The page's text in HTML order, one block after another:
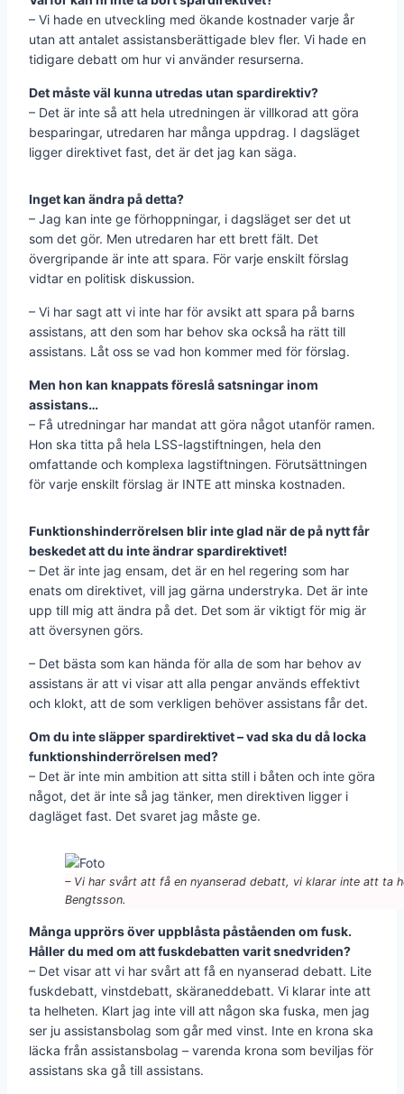
– Vi hade en utveckling med ökande kostnader varje år
utan att antalet assistansberättigade blev fler. Vi hade en
tidigare debatt om hur vi använder resurserna.
Det måste väl kunna utredas utan spardirektiv?
– Det är inte så att hela utredningen är villkorad att göra
besparingar, utredaren har många uppdrag. I dagsläget
ligger direktivet fast, det är det jag kan säga.
Inget kan ändra på detta?
– Jag kan inte ge förhoppningar, i dagsläget ser det ut
som det gör. Men utredaren har ett brett fält. Det
övergripande är inte att spara. För varje enskilt förslag
vidtar en politisk diskussion.
– Vi har sagt att vi inte har för avsikt att spara på barns
assistans, att den som har behov ska också ha rätt till
assistans. Låt oss se vad hon kommer med för förslag.
Men hon kan knappats föreslå satsningar inom
assistans…
– Få utredningar har mandat att göra något utanför ramen.
Hon ska titta på hela LSS-lagstiftningen, hela den
omfattande och komplexa lagstiftningen. Förutsättningen
för varje enskilt förslag är INTE att minska kostnaden.
Funktionshinderrörelsen blir inte glad när de på nytt får
beskedet att du inte ändrar spardirektivet!
– Det är inte jag ensam, det är en hel regering som har
enats om direktivet, vill jag gärna understryka. Det är inte
upp till mig att ändra på det. Det som är viktigt för mig är
att översynen görs.
– Det bästa som kan hända för alla de som har behov av
assistans är att vi visar att alla pengar används effektivt
och klokt, att de som verkligen behöver assistans får det.
Om du inte släpper spardirektivet – vad ska du då locka
funktionshinderrörelsen med?
– Det är inte min ambition att sitta still i båten och inte göra
något, det är inte så jag tänker, men direktiven ligger i
dagläget fast. Det svaret jag måste ge.
– Vi har svårt att få en nyanserad debatt, vi klarar inte att ta
Bengtsson.
Många upprörs över uppblåsta påståenden om fusk.
Håller du med om att fuskdebatten varit snedvriden?
– Det visar att vi har svårt att få en nyanserad debatt. Lite
fuskdebatt, vinstdebatt, skäraneddebatt. Vi klarar inte att
ta helheten. Klart jag inte vill att någon ska fuska, men jag
ser ju assistansbolag som går med vinst. Inte en krona ska
läcka från assistansbolag – varenda krona som beviljas för
assistans ska gå till assistans.